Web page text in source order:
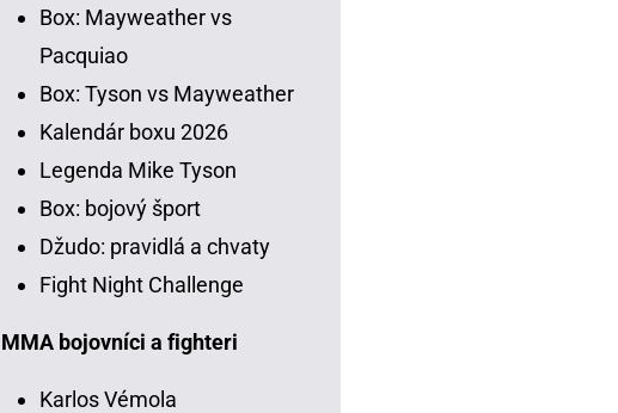
Box: Mayweather vs
Pacquiao
Box: Tyson vs Mayweather
Kalendár boxu 2026
Legenda Mike Tyson
Box: bojový šport
Džudo: pravidlá a chvaty
Fight Night Challenge
MMA bojovníci a fighteri
Karlos Vémola